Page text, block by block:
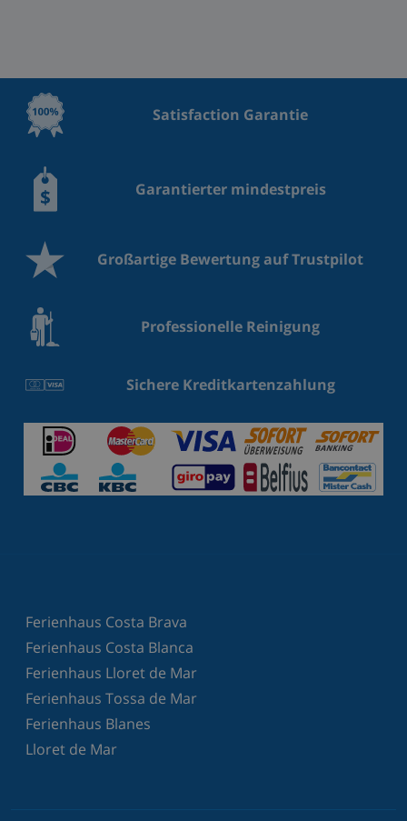
Satisfaction Garantie
Garantierter mindestpreis
Großartige Bewertung auf Trustpilot
Professionelle Reinigung
Sichere Kreditkartenzahlung
Ferienhaus Costa Brava
Ferienhaus Costa Blanca
Ferienhaus Lloret de Mar
Ferienhaus Tossa de Mar
Ferienhaus Blanes
Lloret de Mar